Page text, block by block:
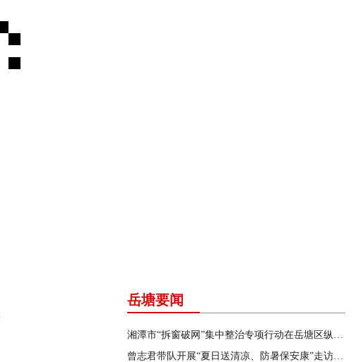
岳塘要闻
湘潭市“拆窗破网”集中整治专项行动在岳塘区纵深推进
曾志君带队开展“夏日送清凉、防暑保安康”走访慰问